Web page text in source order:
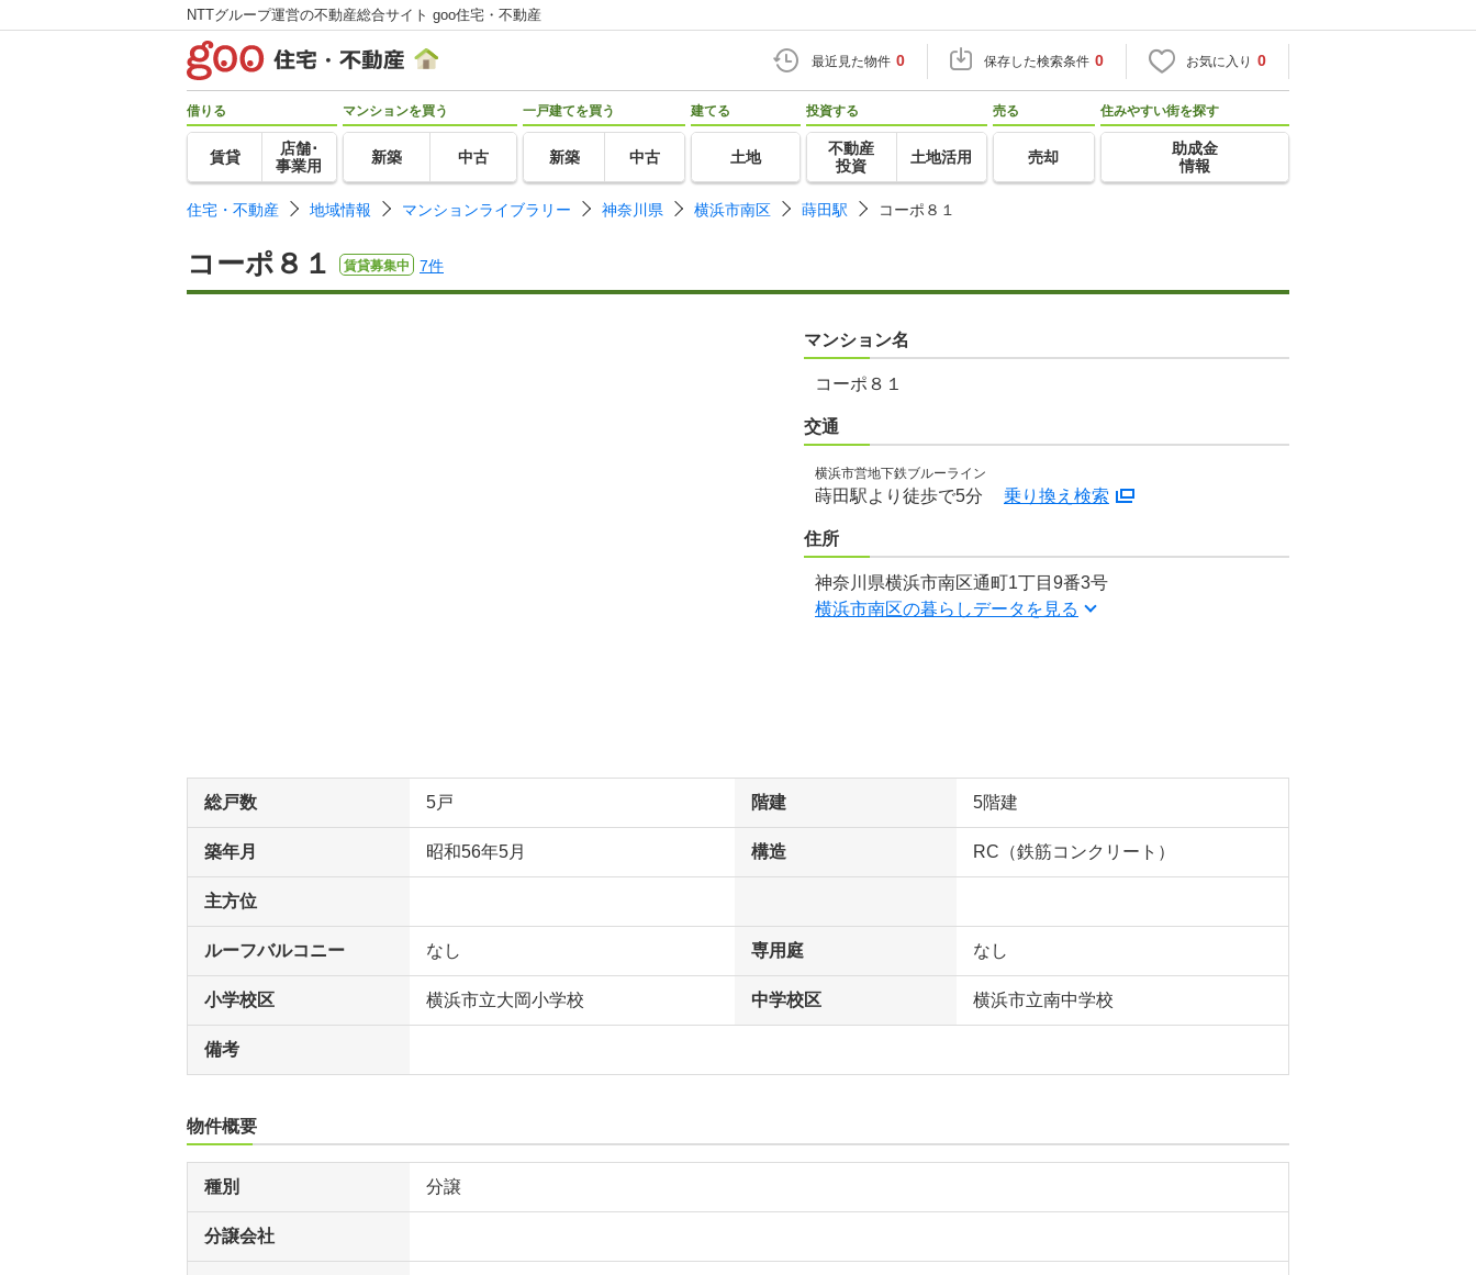
NTTグループ運営の不動産総合サイト goo住宅・不動産
最近見た物件 0 保存した検索条件 0 お気に入り 0
借りる
賃貸
店舗･
事業用
マンションを買う
新築 中古
一戸建てを買う
新築 中古
建てる
土地
投資する
不動産
投資
土地活用
売る
売却
住みやすい街を探す
助成金
情報
住宅・不動産 地域情報 マンションライブラリー 神奈川県 横浜市南区 蒔田駅 コーポ８１
コーポ８１ 賃貸募集中 7件
マンション名
コーポ８１
交通
横浜市営地下鉄ブルーライン
蒔田駅より徒歩で5分 乗り換え検索
住所
神奈川県横浜市南区通町1丁目9番3号
横浜市南区の暮らしデータを見る
総戸数 5戸 階建 5階建
築年月 昭和56年5月 構造 RC（鉄筋コンクリート）
主方位
ルーフバルコニー なし 専用庭 なし
小学校区 横浜市立大岡小学校 中学校区 横浜市立南中学校
備考
物件概要
種別 分譲
分譲会社